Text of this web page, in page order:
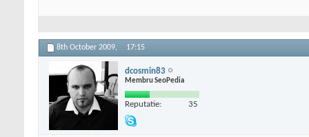
8th October 2009, 17:15
dcosmin83
Membru SeoPedia
Reputatie: 35